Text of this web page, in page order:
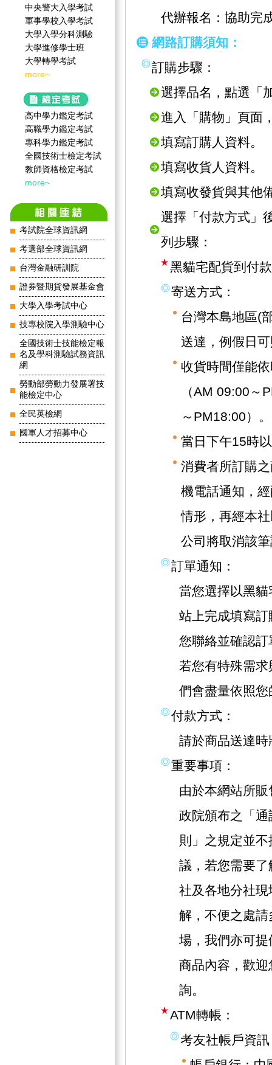
中央警大入學考試
軍事學校入學考試
大學入學分科測驗
大學進修學士班
大學轉學考試
more~
高中學力鑑定考試
高職學力鑑定考試
專科學力鑑定考試
全國技術士檢定考試
教師資格檢定考試
more~
考試院全球資訊網
考選部全球資訊網
台灣金融研訓院
證券暨期貨發展基金會
大學入學考試中心
技專校院入學測驗中心
全國技術士技能檢定報
名及學科測驗試務資訊
網
勞動部勞動力發展署技
能檢定中心
全民英檢網
國軍人才招募中心
代辦報名：協助完
網路訂購須知：
訂購步驟：
選擇品名，點選「
進入「購物」頁面
填寫訂購人資料。
填寫收貨人資料。
填寫收發貨與其他
選擇「付款方式」
列步驟：
黑貓宅配貨到付
寄送方式：
台灣本島地區(
送達，例假日
收貨時間僅能
（AM 09:00～
～PM18:00）。
當日下午15時
消費者所訂購
機電話通知，
情形，再經本
公司將取消該
訂單通知：
當您選擇以黑
站上完成填寫
您聯絡並確認訂
若您有特殊需
們會盡量依照
付款方式：
請於商品送達
重要事項：
由於本網站所
政院頒布之「
則」之規定並
議，若您需要
社及各地分社
解，不便之處
場，我們亦可
商品內容，歡
詢。
ATM轉帳：
考友社帳戶資